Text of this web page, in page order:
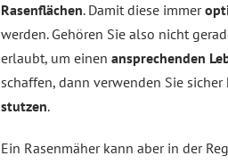
Rasenflächen. Damit diese immer
werden. Gehören Sie also nicht
erlaubt, um einen ansprechenden
schaffen, dann verwenden Sie
stutzen.
Ein Rasenmäher kann aber in der